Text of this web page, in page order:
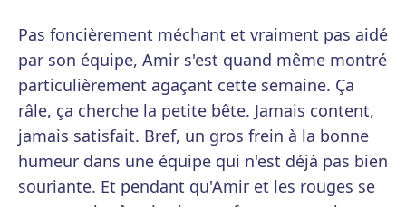
Pas foncièrement méchant et vraiment pas aidé
par son équipe, Amir s'est quand même montré
particulièrement agaçant cette semaine. Ça
râle, ça cherche la petite bête. Jamais content,
jamais satisfait. Bref, un gros frein à la bonne
humeur dans une équipe qui n'est déjà pas bien
souriante. Et pendant qu'Amir et les rouges se